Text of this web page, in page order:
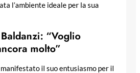
l’ambiente ideale per la sua
“Voglio
molto”
il suo entusiasmo per il